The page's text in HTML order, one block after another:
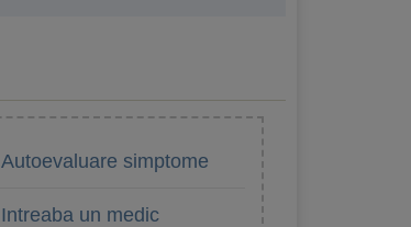
Autoevaluare simptome
Intreaba un medic